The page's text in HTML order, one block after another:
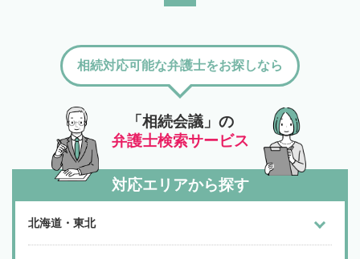
「相続会議」の
弁護士検索サービス
相続対応可能な弁護士をお探しなら
対応エリアから探す
北海道・東北